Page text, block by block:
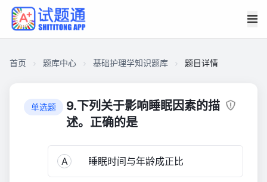
首页 题库中心 基础护理学知识题库 题目详情
单选题
9.下列关于影响睡眠因素的描
述。正确的是
A 睡眠时间与年龄成正比